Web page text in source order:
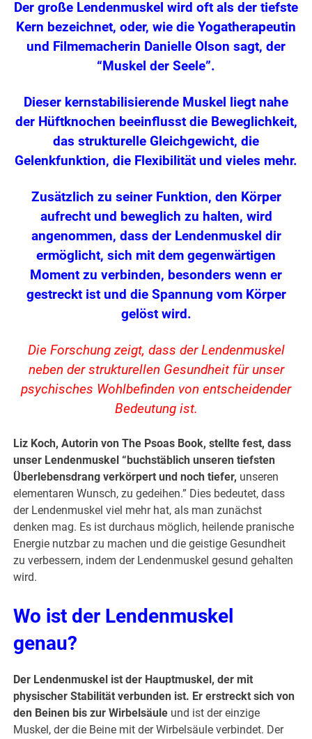
Der große Lendenmuskel wird oft als der tiefste
Kern bezeichnet, oder, wie die Yogatherapeutin
und Filmemacherin Danielle Olson sagt, der
“Muskel der Seele”.
Dieser kernstabilisierende Muskel liegt nahe
der Hüftknochen beeinflusst die Beweglichkeit,
das strukturelle Gleichgewicht, die
Gelenkfunktion, die Flexibilität und vieles mehr.
Zusätzlich zu seiner Funktion, den Körper
aufrecht und beweglich zu halten, wird
angenommen, dass der Lendenmuskel dir
ermöglicht, sich mit dem gegenwärtigen
Moment zu verbinden, besonders wenn er
gestreckt ist und die Spannung vom Körper
gelöst wird.
Die Forschung zeigt, dass der Lendenmuskel
neben der strukturellen Gesundheit für unser
psychisches Wohlbefinden von entscheidender
Bedeutung ist.
Liz Koch, Autorin von The Psoas Book, stellte fest, dass
unser Lendenmuskel “buchstäblich unseren tiefsten
Überlebensdrang verkörpert und noch tiefer, unseren
elementaren Wunsch, zu gedeihen.” Dies bedeutet, dass
der Lendenmuskel viel mehr hat, als man zunächst
denken mag. Es ist durchaus möglich, heilende pranische
Energie nutzbar zu machen und die geistige Gesundheit
zu verbessern, indem der Lendenmuskel gesund gehalten
wird.
Wo ist der Lendenmuskel
genau?
Der Lendenmuskel ist der Hauptmuskel, der mit
physischer Stabilität verbunden ist. Er erstreckt sich von
den Beinen bis zur Wirbelsäule und ist der einzige
Muskel, der die Beine mit der Wirbelsäule verbindet. Der